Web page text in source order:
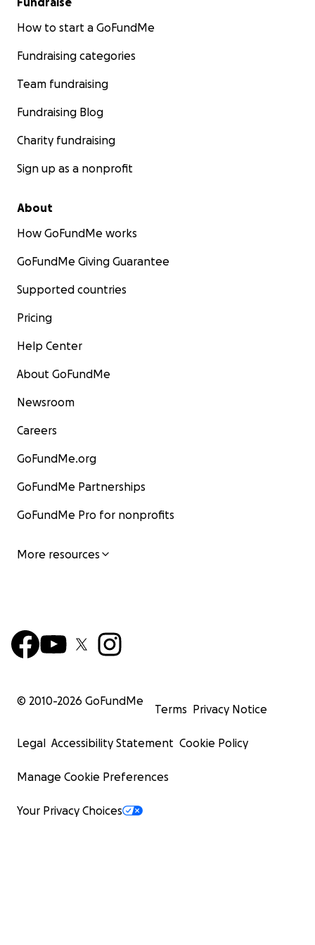
How to start a GoFundMe
Fundraising categories
Team fundraising
Fundraising Blog
Charity fundraising
Sign up as a nonprofit
About
How GoFundMe works
GoFundMe Giving Guarantee
Supported countries
Pricing
Help Center
About GoFundMe
Newsroom
Careers
GoFundMe.org
GoFundMe Partnerships
GoFundMe Pro for nonprofits
More resources
© 2010-2026 GoFundMe
Terms Privacy Notice
Legal Accessibility Statement Cookie Policy
Manage Cookie Preferences
Your Privacy Choices